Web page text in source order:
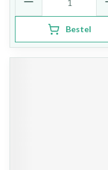
Bestel